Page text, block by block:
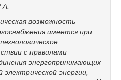
А.
возможность
имеется при
с правилами
энергопринимающих
энергии,